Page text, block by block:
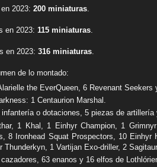
2023: 200 miniaturas.
en 2023: 115 miniaturas.
en 2023: 316 miniaturas.
de lo montado:
the EverQueen, 6 Revenant Seekers
1 Centaurion Marshal.
o dotaciones, 5 piezas de
1 Khal, 1 Einhyr Champion, 1
8 Ironhead Squat Prospectors , 10 Einhyr
Thunderkyn, 1 Vartijan Exo-driller, 2
63 enanos y 16 elfos de